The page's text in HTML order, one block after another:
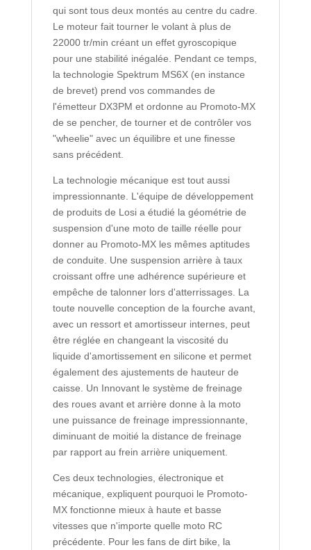
qui sont tous deux montés au centre du cadre.
Le moteur fait tourner le volant à plus de
22000 tr/min créant un effet gyroscopique
pour une stabilité inégalée. Pendant ce temps,
la technologie Spektrum MS6X (en instance
de brevet) prend vos commandes de
l'émetteur DX3PM et ordonne au Promoto-MX
de se pencher, de tourner et de contrôler vos
"wheelie" avec un équilibre et une finesse
sans précédent.
La technologie mécanique est tout aussi
impressionnante. L'équipe de développement
de produits de Losi a étudié la géométrie de
suspension d'une moto de taille réelle pour
donner au Promoto-MX les mêmes aptitudes
de conduite. Une suspension arrière à taux
croissant offre une adhérence supérieure et
empêche de talonner lors d'atterrissages. La
toute nouvelle conception de la fourche avant,
avec un ressort et amortisseur internes, peut
être réglée en changeant la viscosité du
liquide d'amortissement en silicone et permet
également des ajustements de hauteur de
caisse. Un Innovant le système de freinage
des roues avant et arrière donne à la moto
une puissance de freinage impressionnante,
diminuant de moitié la distance de freinage
par rapport au frein arrière uniquement.
Ces deux technologies, électronique et
mécanique, expliquent pourquoi le Promoto-
MX fonctionne mieux à haute et basse
vitesses que n'importe quelle moto RC
précédente. Pour les fans de dirt bike, la